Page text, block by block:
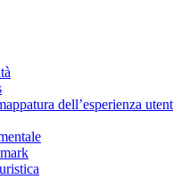
dell’esperienza